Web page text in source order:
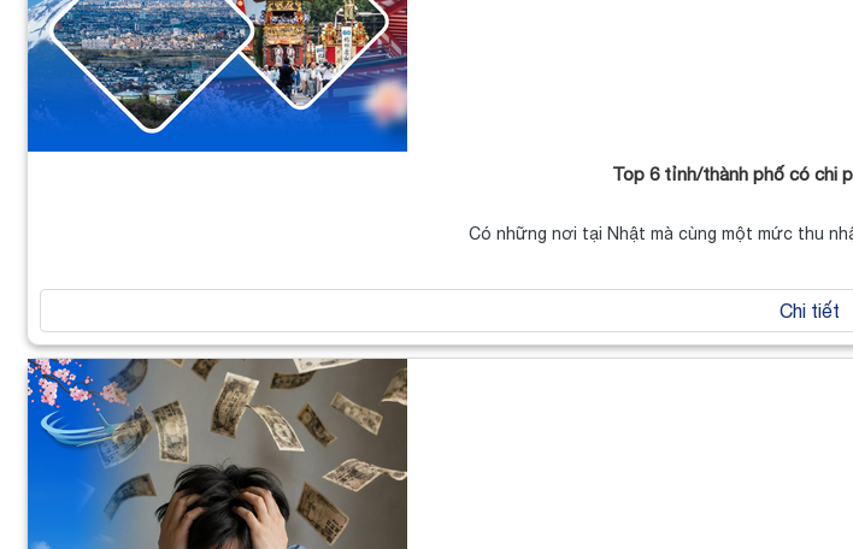
Top 6 tỉnh/thành phố có chi
Có những nơi tại Nhật mà cùng một mức thu
Chi tiết